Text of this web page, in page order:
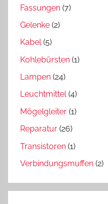
Fassungen (7)
Gelenke (2)
Kabel(5)
Kohlebürsten (1)
Lampen (24)
Leuchtmittel(4)
Mögelgleiter (1)
Reparatur (26)
Transistoren (1)
Verbindungsmuffen (2)